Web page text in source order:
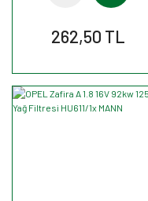
262,50 TL